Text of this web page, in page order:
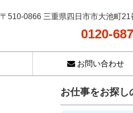
〒510-0866 三重県四日市市大池町21
0120-
お問い合わせ
お仕事をお探し